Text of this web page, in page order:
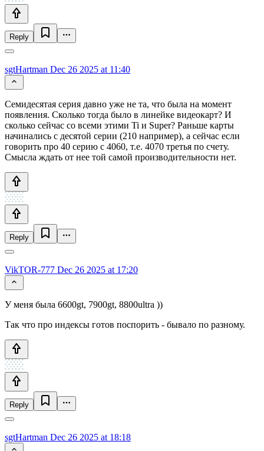
Reply
sgtHartman Dec 26 2025 at 11:40
Семидесятая серия давно уже не та, что была на момент
появления. Сколько тогда было в линейке видеокарт? И
сколько сейчас со всеми этими Ti и Super? Раньше карты
начинались с десятой серии (210 например), а сейчас если
говорить про 40 серию с 4060, т.е. 4070 третья по счету.
Смысла ждать от нее той самой производительности нет.
Reply
VikTOR-777 Dec 26 2025 at 17:20
У меня была 6600gt, 7900gt, 8800ultra ))
Так что про индексы готов поспорить - бывало по разному.
Reply
sgtHartman Dec 26 2025 at 18:18